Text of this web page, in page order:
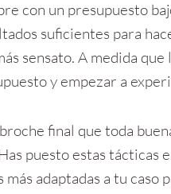
con un presupuesto
suficientes para
sensato. A medida
y empezar a
final que toda
puesto estas tácticas